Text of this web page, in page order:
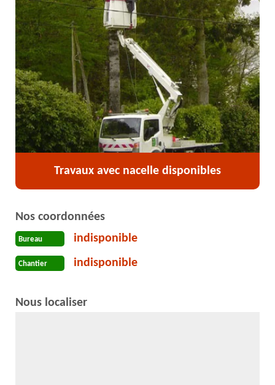
Travaux avec nacelle disponibles
Nos coordonnées
Bureau indisponible
Chantier indisponible
Nous localiser